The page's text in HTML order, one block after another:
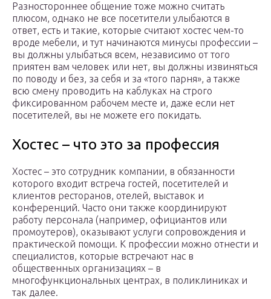
Разностороннее общение тоже можно считать
плюсом, однако не все посетители улыбаются в
ответ, есть и такие, которые считают хостес чем-то
вроде мебели, и тут начинаются минусы профессии –
вы должны улыбаться всем, независимо от того
приятен вам человек или нет, вы должны извиняться
по поводу и без, за себя и за «того парня», а также
всю смену проводить на каблуках на строго
фиксированном рабочем месте и, даже если нет
посетителей, вы не можете его покидать.
Хостес – что это за профессия
Хостес – это сотрудник компании, в обязанности
которого входит встреча гостей, посетителей и
клиентов ресторанов, отелей, выставок и
конференций. Часто они также координируют
работу персонала (например, официантов или
промоутеров), оказывают услуги сопровождения и
практической помощи. К профессии можно отнести и
специалистов, которые встречают нас в
общественных организациях – в
многофункциональных центрах, в поликлиниках и
так далее.